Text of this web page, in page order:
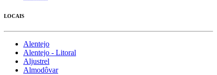
LOCAIS
Alentejo
Alentejo - Litoral
Aljustrel
Almodôvar